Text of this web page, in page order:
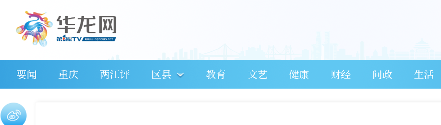
要闻 重庆 两江评 区县 教育 文艺 健康 财经 问政 生活